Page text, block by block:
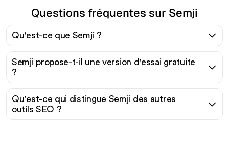
Questions fréquentes sur Semji
Qu'est-ce que Semji ?
Semji propose-t-il une version d'essai gratuite
?
Qu'est-ce qui distingue Semji des autres
outils SEO ?